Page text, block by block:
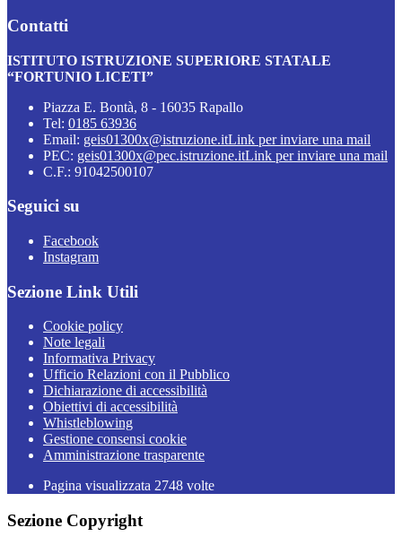
Contatti
ISTITUTO ISTRUZIONE SUPERIORE STATALE
“FORTUNIO LICETI”
Piazza E. Bontà, 8 - 16035 Rapallo
Tel: 0185 63936
Email: geis01300x@istruzione.itLink per inviare una mail
PEC: geis01300x@pec.istruzione.itLink per inviare una mail
C.F.: 91042500107
Seguici su
Facebook
Instagram
Sezione Link Utili
Cookie policy
Note legali
Informativa Privacy
Ufficio Relazioni con il Pubblico
Dichiarazione di accessibilità
Obiettivi di accessibilità
Whistleblowing
Gestione consensi cookie
Amministrazione trasparente
Pagina visualizzata 2748 volte
Sezione Copyright